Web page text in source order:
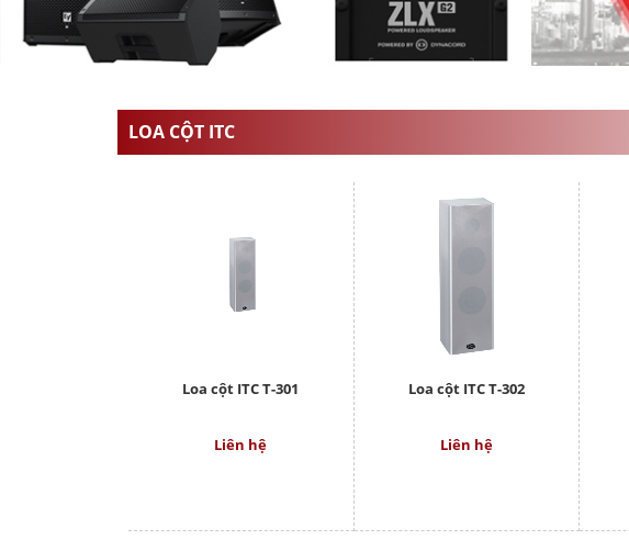
LOA CỘT ITC
Loa cột ITC T-301
Liên hệ
Loa cột ITC T-302
Liên hệ